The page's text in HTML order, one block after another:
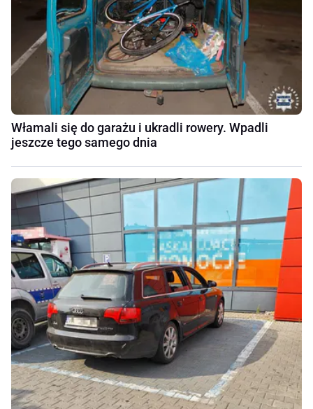
Włamali się do garażu i ukradli rowery. Wpadli
jeszcze tego samego dnia